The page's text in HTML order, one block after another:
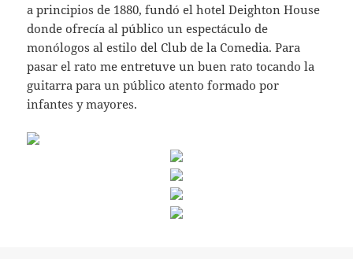
a principios de 1880, fundó el hotel Deighton House
donde ofrecía al público un espectáculo de
monólogos al estilo del Club de la Comedia. Para
pasar el rato me entretuve un buen rato tocando la
guitarra para un público atento formado por
infantes y mayores.